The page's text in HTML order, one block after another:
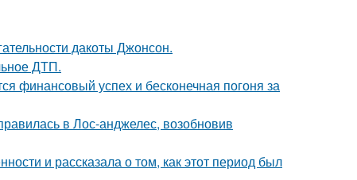
дакоты Джонсон.
ДТП.
финансовый успех и бесконечная погоня за
в Лос-анджелес, возобновив
и рассказала о том, как этот период был